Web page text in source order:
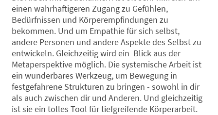
einen wahrhaftigeren Zugang zu Gefühlen,
Bedürfnissen und Körperempfindungen zu
bekommen. Und um Empathie für sich selbst,
andere Personen und andere Aspekte des Selbst zu
entwickeln. Gleichzeitig wird ein Blick aus der
Metaperspektive möglich. Die systemische Arbeit ist
ein wunderbares Werkzeug, um Bewegung in
festgefahrene Strukturen zu bringen - sowohl in dir
als auch zwischen dir und Anderen. Und gleichzeitig
ist sie ein tolles Tool für tiefgreifende Körperarbeit.